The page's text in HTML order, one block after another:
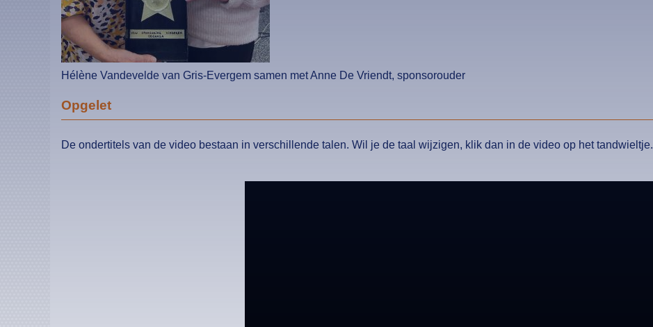
Hélène Vandevelde van Gris-Evergem samen met Anne De Vriendt, sponsorouder
Opgelet
De ondertitels van de video bestaan in verschillende talen. Wil je de taal wijzigen, klik dan in de video op het tandwieltje.